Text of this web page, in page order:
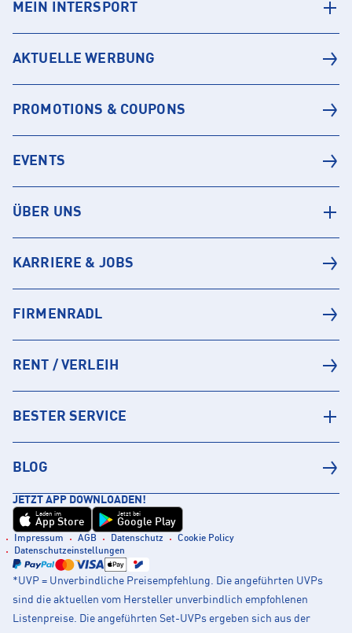
MEIN INTERSPORT
AKTUELLE WERBUNG
PROMOTIONS & COUPONS
EVENTS
ÜBER UNS
KARRIERE & JOBS
FIRMENRADL
RENT / VERLEIH
BESTER SERVICE
BLOG
JETZT APP DOWNLOADEN!
Laden im
App Store
Jetzt bei
Google Play
Impressum AGB Datenschutz
Cookie Policy
Datenschutzeinstellungen
*UVP = Unverbindliche Preisempfehlung. Die angeführten UVPs
sind die aktuellen vom Hersteller unverbindlich empfohlenen
Listenpreise. Die angeführten Set-UVPs ergeben sich aus der